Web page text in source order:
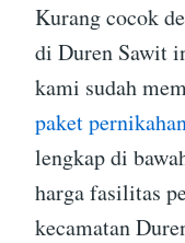
Kurang cocok
di Duren Sawit
kami sudah
paket
lengkap di
harga fasilitas
kecamatan